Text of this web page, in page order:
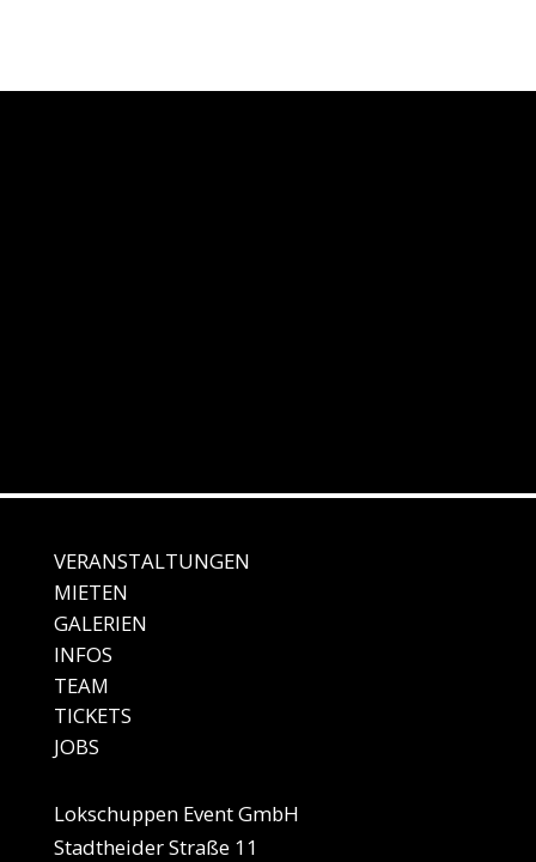
VERANSTALTUNGEN
MIETEN
GALERIEN
INFOS
TEAM
TICKETS
JOBS
Lokschuppen Event GmbH
Stadtheider Straße 11